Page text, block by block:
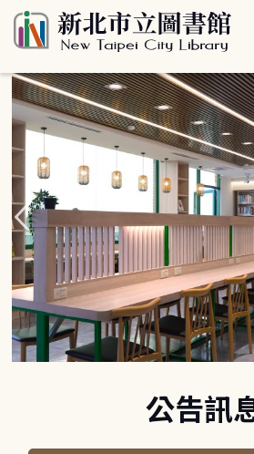
公告訊